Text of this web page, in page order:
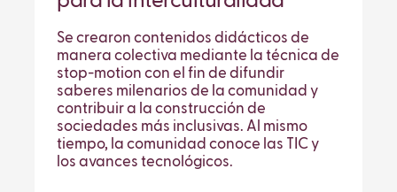
Se crearon contenidos didácticos de
manera colectiva mediante la técnica de
stop-motion con el fin de difundir
saberes milenarios de la comunidad y
contribuir a la construcción de
sociedades más inclusivas. Al mismo
tiempo, la comunidad conoce las TIC y
los avances tecnológicos.